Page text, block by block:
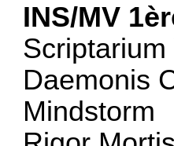
INS/MV
Scriptarium
Daemonis
Mindstorm